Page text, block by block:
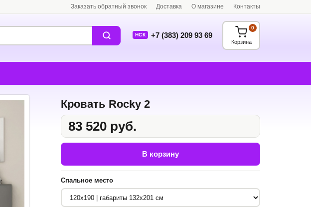
Заказать обратный звонок Доставка О магазине Контакты
НСК +7 (383) 209 93 69
Корзина
0
Кровать Rocky 2
83 520 руб.
В корзину
Спальное место